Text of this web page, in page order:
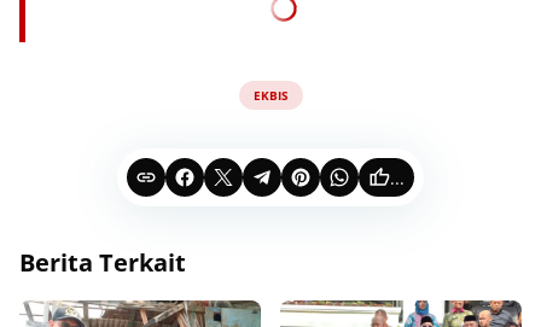
EKBIS
...
Berita Terkait